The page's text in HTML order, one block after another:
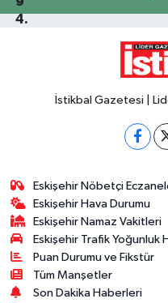
İstikbal Gazetesi |
Eskişehir Nöbetçi
Eskişehir Hava Durumu
Eskişehir Namaz Vakitleri
Eskişehir Trafik Yoğunluk
Puan Durumu ve Fikstür
Tüm Manşetler
Son Dakika Haberleri